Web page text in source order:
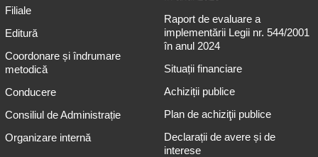
Filiale
Editură
Coordonare și îndrumare
metodică
Conducere
Consiliul de Administrație
Organizare internă
Raport de evaluare a
implementării Legii nr. 544/2001
în anul 2024
Situații financiare
Achiziții publice
Plan de achiziţii publice
Declarații de avere și de
interese